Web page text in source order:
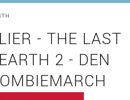
- THE LAST
2 - DEN